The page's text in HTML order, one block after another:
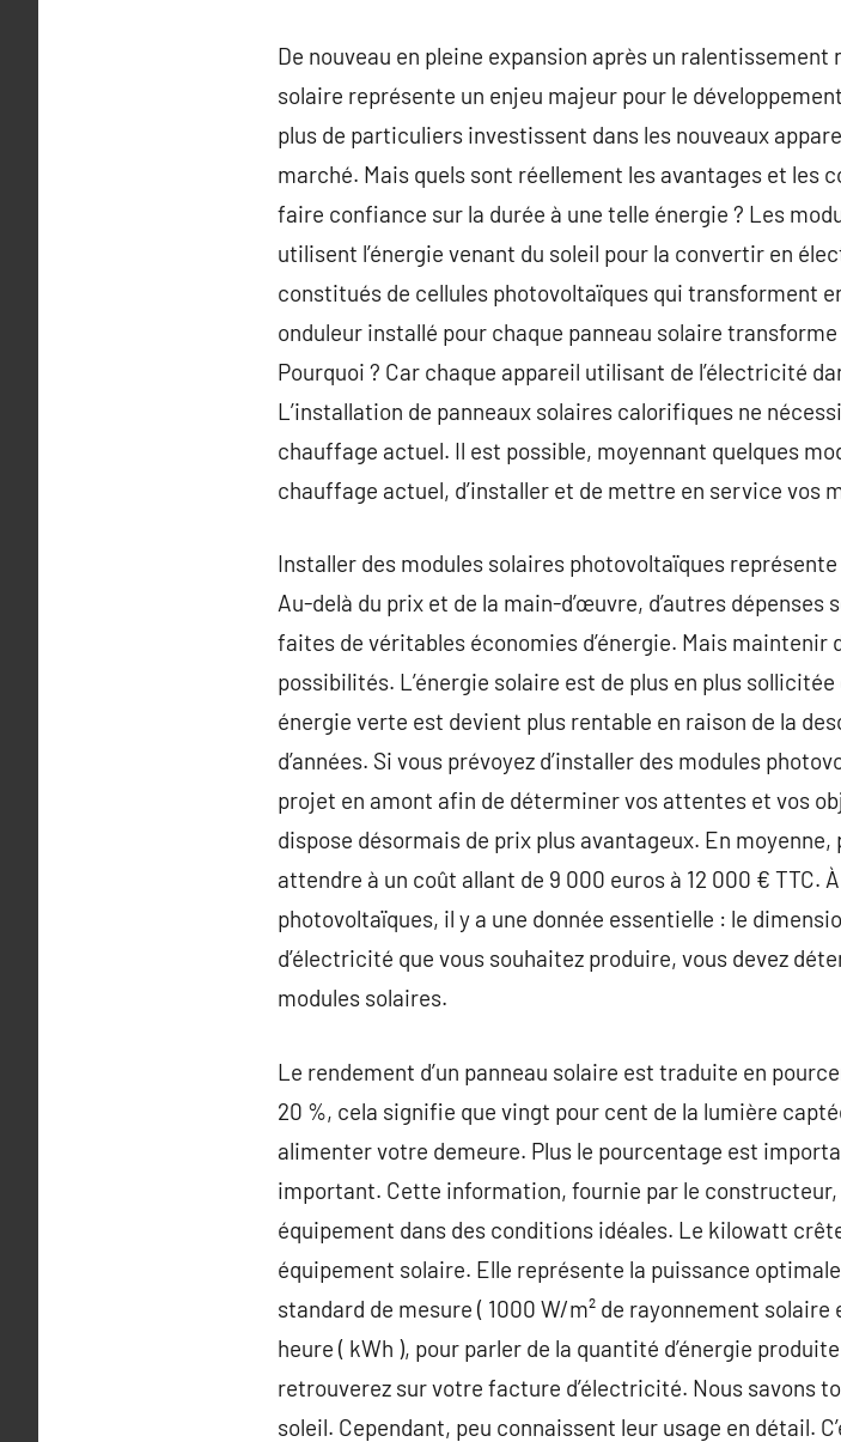
De nouveau en pleine expansion après un ralentissement
solaire représente un enjeu majeur pour le
plus de particuliers investissent dans les nouveaux
marché. Mais quels sont réellement les avantages et les
faire confiance sur la durée à une telle énergie ? Les
utilisent l’énergie venant du soleil pour la convertir en
constitués de cellules photovoltaïques qui transforment
onduleur installé pour chaque panneau solaire
Pourquoi ? Car chaque appareil utilisant de l’électricité
L’installation de panneaux solaires calorifiques ne
chauffage actuel. Il est possible, moyennant quelques
chauffage actuel, d’installer et de mettre en service vos
Installer des modules solaires photovoltaïques
Au-delà du prix et de la main-d’œuvre, d’autres
faites de véritables économies d’énergie. Mais maintenir
possibilités. L’énergie solaire est de plus en plus
énergie verte est devient plus rentable en raison de la
d’années. Si vous prévoyez d’installer des modules
projet en amont afin de déterminer vos attentes et vos
dispose désormais de prix plus avantageux. En
attendre à un coût allant de 9 000 euros à 12 000 € TTC.
photovoltaïques, il y a une donnée essentielle : le
d’électricité que vous souhaitez produire, vous devez
modules solaires.
Le rendement d’un panneau solaire est traduite en
20 %, cela signifie que vingt pour cent de la lumière
alimenter votre demeure. Plus le pourcentage est
important. Cette information, fournie par le constructeur,
équipement dans des conditions idéales. Le kilowatt
équipement solaire. Elle représente la puissance
standard de mesure ( 1000 W/m² de rayonnement
heure ( kWh ), pour parler de la quantité d’énergie
retrouverez sur votre facture d’électricité. Nous savons
soleil. Cependant, peu connaissent leur usage en détail.